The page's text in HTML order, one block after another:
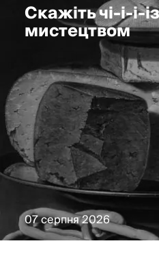
Скажіть чі-і-
мистецтвом
07 серпня 2026